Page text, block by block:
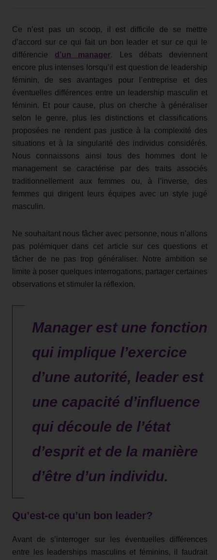
Ce n’est pas un scoop, il est difficile de se mettre
d’accord sur ce qui fait un bon leader et sur ce qui le
différencie d’un manager. Les débats deviennent
encore plus intenses lorsqu’il est question de leadership
féminin, de ses avantages pour l’entreprise et des
éventuelles différences entre un leadership masculin et
féminin. Et pour cause, plus on cherche à généraliser
selon le genre, plus les distinctions et classifications
proposées ne rendent pas justice à la complexité des
situations et à la singularité des individus considérés.
Nous connaissons ainsi tous des hommes dont le
management se caractérise par des traits associés
traditionnellement aux femmes ou, à l’inverse, des
femmes qui dirigent leurs équipes avec un style jugé
masculin.
Ne souhaitant nous fâcher avec personne, nous n’allons
pas polémiquer dans cet article sur ces questions et
tâcher de ne pas trop généraliser. Notre ambition se
limite à poser quelques interrogations, partager certaines
observations et stimuler la réflexion.
Manager est une fonction
qui implique l’exercice
d’une autorité, leader est
une capacité d’influence
qui découle de l’état
d’esprit et de la manière
d’être d’un individu.
Qu’est-ce qu’un bon leader?
Avant de s’interroger sur les éventuelles différences
entre les leaderships masculins et féminins, il faudrait